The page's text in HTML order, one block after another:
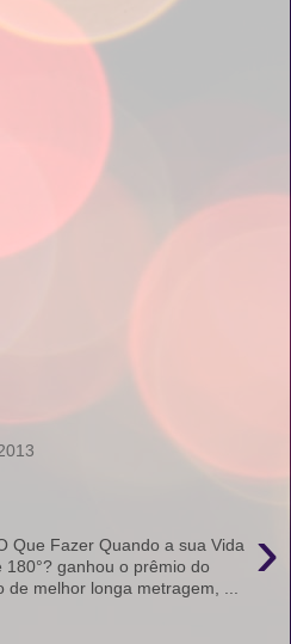
›
Que Fazer Quando a sua Vida
180°? ganhou o prêmio do
de melhor longa metragem, ...